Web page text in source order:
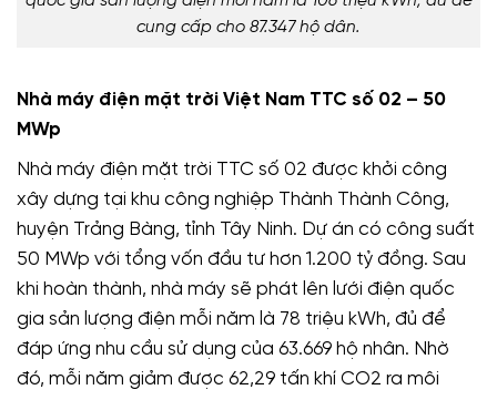
cung cấp cho 87.347 hộ dân.
Nhà máy điện mặt trời Việt Nam TTC số 02 – 50
MWp
Nhà máy điện mặt trời TTC số 02 được khởi công
xây dựng tại khu công nghiệp Thành Thành Công,
huyện Trảng Bàng, tỉnh Tây Ninh. Dự án có công suất
50 MWp với tổng vốn đầu tư hơn 1.200 tỷ đồng. Sau
khi hoàn thành, nhà máy sẽ phát lên lưới điện quốc
gia sản lượng điện mỗi năm là 78 triệu kWh, đủ để
đáp ứng nhu cầu sử dụng của 63.669 hộ nhân. Nhờ
đó, mỗi năm giảm được 62,29 tấn khí CO2 ra môi